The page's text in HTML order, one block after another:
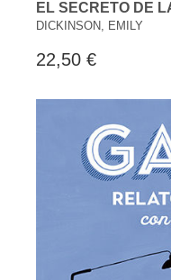
EL SECRETO DE
DICKINSON, EMILY
22,50 €